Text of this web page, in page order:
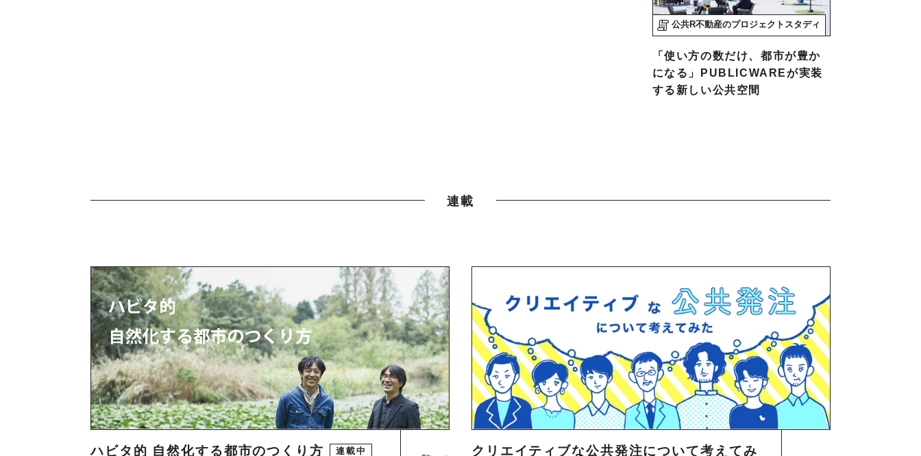
公共R不動産のプロジェクトスタディ
「使い方の数だけ、都市が豊か
になる」PUBLICWAREが実装
する新しい公共空間
連載
ハビタ的 自然化する都市のつくり方 連載中 クリエイティブな公共発注について考えてみ